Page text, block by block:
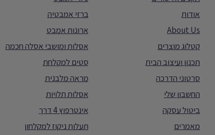
אודות
About Us
קטלוג מוצרים
תכנון ועיצוב הבית
סרטוני הדרכה
החשבון שלי
ביטול עסקה
מאמרים
ברזי אמבטיה
ארונות אמבט
אסלות ומושבי אסלה חכמה
סטים למקלחת
מראה מלבנית
אסלות תלויות
אינטרפוץ 4 דרך
תעלות ניקוז למקלחון